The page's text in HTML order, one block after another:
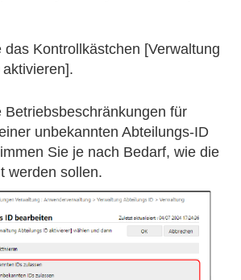
das Kontrollkästchen [Verwaltung
Betriebsbeschränkungen für
unbekannten Abteilungs-ID
Sie je nach Bedarf, wie die
werden sollen.